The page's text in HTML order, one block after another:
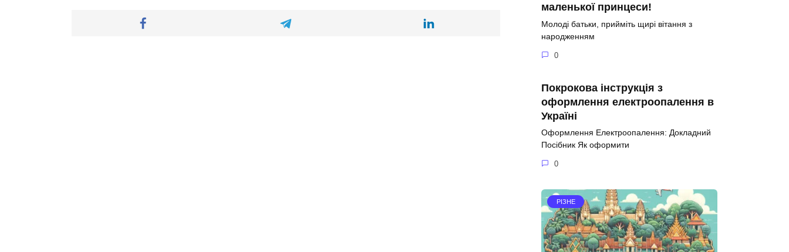
маленької принцеси!
Молоді батьки, прийміть щирі вітання з
народженням
0
Покрокова інструкція з
оформлення електроопалення в
Україні
Оформлення Електроопалення: Докладний
Посібник Як оформити
0
РІЗНЕ